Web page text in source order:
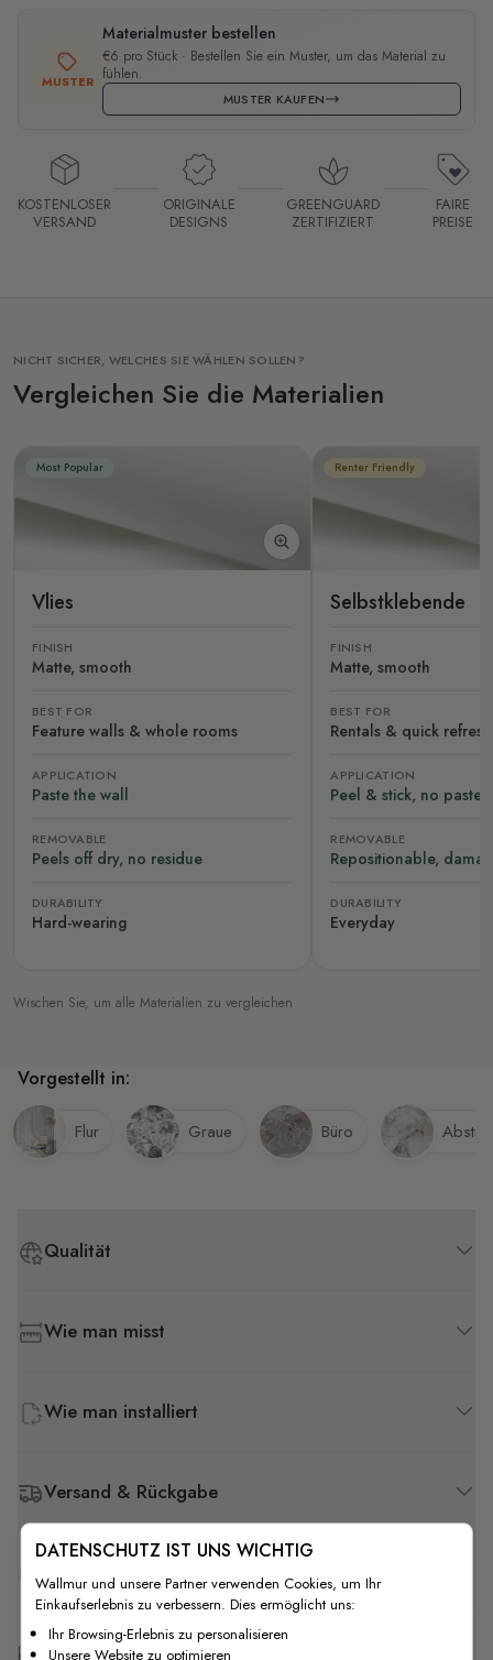
MUSTER
Materialmuster bestellen
€6 pro Stück · Bestellen Sie ein Muster, um das Material zu
fühlen.
MUSTER KAUFEN
KOSTENLOSER
VERSAND
ORIGINALE
DESIGNS
GREENGUARD
ZERTIFIZIERT
FAIRE
PREISE
NICHT SICHER, WELCHES SIE WÄHLEN SOLLEN?
Vergleichen Sie die Materialien
Most Popular
Vlies
FINISH
Matte, smooth
BEST FOR
Feature walls & whole rooms
APPLICATION
Paste the wall
REMOVABLE
Peels off dry, no residue
DURABILITY
Hard-wearing
Renter Friendly
Selbstklebende
FINISH
Matte, smooth
BEST FOR
Rentals & quick
APPLICATION
Peel & stick, no paste
REMOVABLE
Repositionable,
DURABILITY
Everyday
Wischen Sie, um alle Materialien zu vergleichen
Qualität
Wie man misst
Wie man installiert
Versand & Rückgabe
F.A.Q
Kostenlose Anpassung
Vorgestellt in:
Flur Graue Büro
DATENSCHUTZ IST UNS WICHTIG
Wallmur und unsere Partner verwenden Cookies, um Ihr
Einkaufserlebnis zu verbessern. Dies ermöglicht uns:
Ihr Browsing-Erlebnis zu personalisieren
Unsere Website zu optimieren